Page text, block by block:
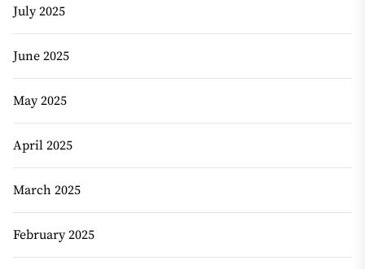
July 2025
June 2025
May 2025
April 2025
March 2025
February 2025